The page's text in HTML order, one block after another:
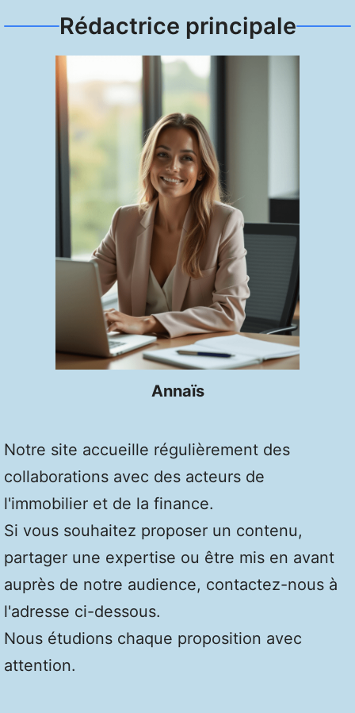
Rédactrice principale
Annaïs
Notre site accueille régulièrement des
collaborations avec des acteurs de
l'immobilier et de la finance.
Si vous souhaitez proposer un contenu,
partager une expertise ou être mis en avant
auprès de notre audience, contactez-nous à
l'adresse ci-dessous.
Nous étudions chaque proposition avec
attention.